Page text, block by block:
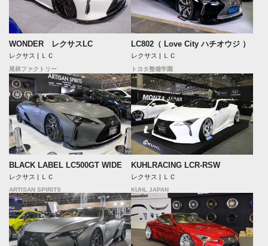
WONDER レクサスLC
レクサス | ＬＣ
尾林ファクトリー
LC802（ Love City ハチオウジ ）
レクサス | ＬＣ
トヨタ整備学園
BLACK LABEL LC500GT WIDE
レクサス | ＬＣ
ARTISAN SPIRITS
KUHLRACING LCR-RSW
レクサス | ＬＣ
KUHL JAPAN